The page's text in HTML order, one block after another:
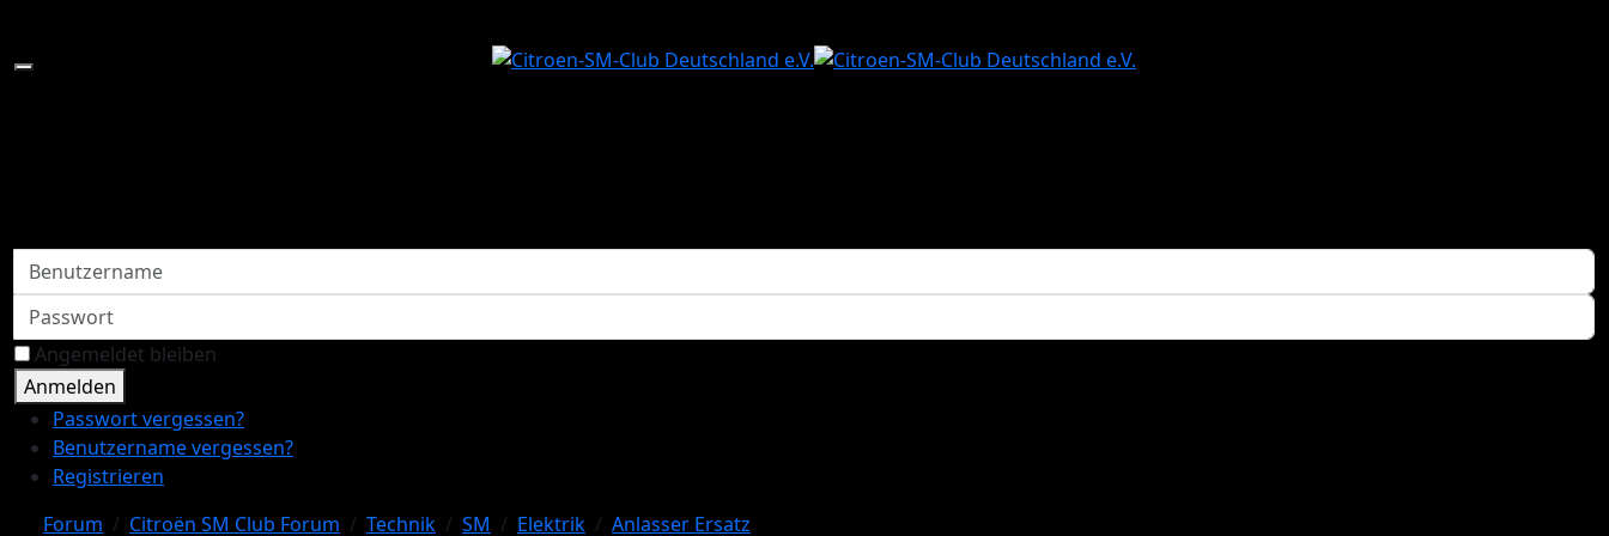
Benutzername
Passwort
Angemeldet bleiben
Anmelden
Passwort vergessen?
Benutzername vergessen?
Registrieren
Forum
Citroën SM Club Forum Technik SM Elektrik Anlasser Ersatz